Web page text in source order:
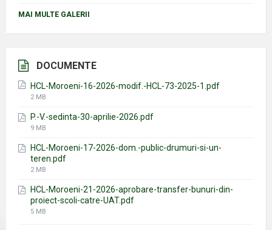
MAI MULTE GALERII
DOCUMENTE
HCL-Moroeni-16-2026-modif.-HCL-73-2025-1.pdf
File
2 MB
P.-V.-sedinta-30-aprilie-2026.pdf
File
9 MB
HCL-Moroeni-17-2026-dom.-public-drumuri-si-un-
teren.pdf
File
2 MB
HCL-Moroeni-21-2026-aprobare-transfer-bunuri-din-
proiect-scoli-catre-UAT.pdf
File
5 MB